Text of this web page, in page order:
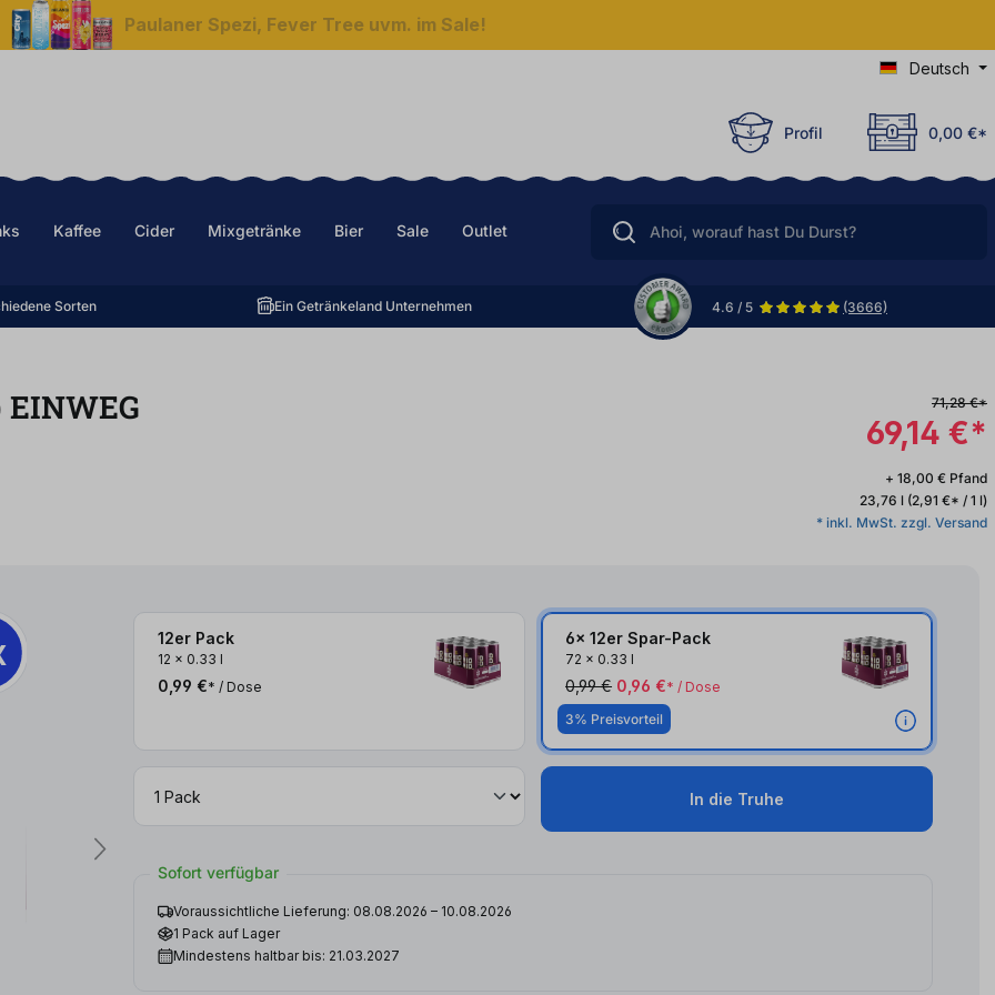
Paulaner Spezi, Fever Tree uvm. im Sale!
Deutsch
Profil 0,00 €*
Kaffee Cider Mixgetränke Bier Sale Outlet
Sorten Ein Getränkeland Unternehmen 4.6 / 5 (3666)
EINWEG 71,28 €*
69,14 €*
+ 18,00 € Pfand
23,76 l (2,91 €* / 1 l)
* inkl. MwSt. zzgl. Versand
12er Pack
12 x 0.33 l
0,99 €* / Dose
6x 12er Spar-Pack
72 x 0.33 l
0,99 € 0,96 €* / Dose
3% Preisvorteil
In die Truhe
Sofort verfügbar
Voraussichtliche Lieferung: 08.08.2026 – 10.08.2026
1 Pack auf Lager
Mindestens haltbar bis: 21.03.2027